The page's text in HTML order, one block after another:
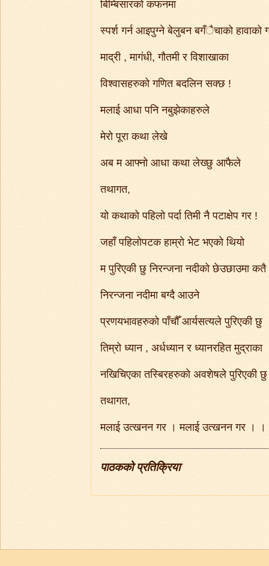
बिम्बिसारको कफनमा
स्पर्श गर्न आइपुग्ने बेलुबन बगँैचाको हावाको
माद्री , मागंधी, गौतमी र विशाखाका
विश्वासहरुको गणित बदलिन सक्छ !
मलाई आधा पनि नबुझेकाहरुले
मेरो पूरा कथा लेखे
अब म आफ्नो आधा कथा लेख्छु आफैले
तथागत,
यो कथाको पहिलो पर्दा तिमी नै पटाक्षेप गर !
जहाँ पहिलोपटक हाम्रो भेट भएको थियो
म पुरिएकी छु निरन्जना नदीको छेउछाउमा कतै
निरन्जना नदीमा बग्दै आउने
प्रणयभावहरुको पाँचौँ आर्यसत्यले पुरिएकी छु
तिम्रो ध्यान , अर्धध्यान र ध्यानरहित मुद्राका
नखिचिएका तस्बिरहरुको अवशेषले पुरिएकी छु
तथागत,
मलाई उत्खनन गर । मलाई उत्खनन गर । ।
पाठकको प्रतिक्रिया